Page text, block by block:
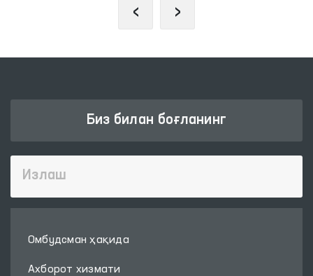
‹ ›
Биз билан боғланинг
Омбудсман ҳақида
Ахборот хизмати